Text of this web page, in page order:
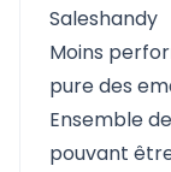
Saleshandy
Moins
pure des
Ensemble
pouvant